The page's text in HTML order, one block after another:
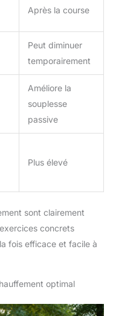
Après la course
Peut diminuer
temporairement
Améliore la
souplesse
passive
Plus élevé
sont clairement
concrets
fois efficace et facile à
optimal